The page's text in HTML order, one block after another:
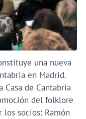
una nueva
en Madrid.
de Cantabria
del folklore
los socios: Ramón